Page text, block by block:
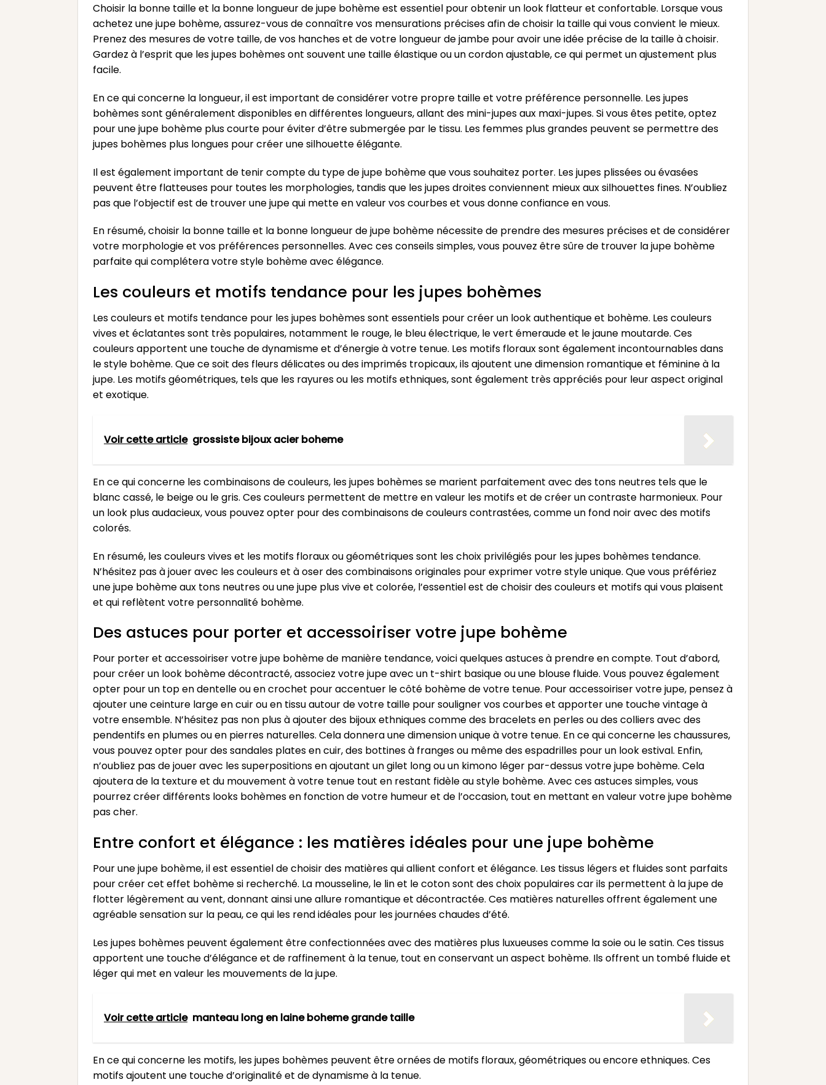
Choisir la bonne taille et la bonne longueur de jupe bohème est essentiel pour obtenir un look flatteur et confortable. Lorsque vous
achetez une jupe bohème, assurez-vous de connaître vos mensurations précises afin de choisir la taille qui vous convient le mieux.
Prenez des mesures de votre taille, de vos hanches et de votre longueur de jambe pour avoir une idée précise de la taille à choisir.
Gardez à l’esprit que les jupes bohèmes ont souvent une taille élastique ou un cordon ajustable, ce qui permet un ajustement plus
facile.
En ce qui concerne la longueur, il est important de considérer votre propre taille et votre préférence personnelle. Les jupes
bohèmes sont généralement disponibles en différentes longueurs, allant des mini-jupes aux maxi-jupes. Si vous êtes petite, optez
pour une jupe bohème plus courte pour éviter d’être submergée par le tissu. Les femmes plus grandes peuvent se permettre des
jupes bohèmes plus longues pour créer une silhouette élégante.
Il est également important de tenir compte du type de jupe bohème que vous souhaitez porter. Les jupes plissées ou évasées
peuvent être flatteuses pour toutes les morphologies, tandis que les jupes droites conviennent mieux aux silhouettes fines. N’oubliez
pas que l’objectif est de trouver une jupe qui mette en valeur vos courbes et vous donne confiance en vous.
En résumé, choisir la bonne taille et la bonne longueur de jupe bohème nécessite de prendre des mesures précises et de considérer
votre morphologie et vos préférences personnelles. Avec ces conseils simples, vous pouvez être sûre de trouver la jupe bohème
parfaite qui complétera votre style bohème avec élégance.
Les couleurs et motifs tendance pour les jupes bohèmes
Les couleurs et motifs tendance pour les jupes bohèmes sont essentiels pour créer un look authentique et bohème. Les couleurs
vives et éclatantes sont très populaires, notamment le rouge, le bleu électrique, le vert émeraude et le jaune moutarde. Ces
couleurs apportent une touche de dynamisme et d’énergie à votre tenue. Les motifs floraux sont également incontournables dans
le style bohème. Que ce soit des fleurs délicates ou des imprimés tropicaux, ils ajoutent une dimension romantique et féminine à la
jupe. Les motifs géométriques, tels que les rayures ou les motifs ethniques, sont également très appréciés pour leur aspect original
et exotique.
Voir cette article grossiste bijoux acier boheme
En ce qui concerne les combinaisons de couleurs, les jupes bohèmes se marient parfaitement avec des tons neutres tels que le
blanc cassé, le beige ou le gris. Ces couleurs permettent de mettre en valeur les motifs et de créer un contraste harmonieux. Pour
un look plus audacieux, vous pouvez opter pour des combinaisons de couleurs contrastées, comme un fond noir avec des motifs
colorés.
En résumé, les couleurs vives et les motifs floraux ou géométriques sont les choix privilégiés pour les jupes bohèmes tendance.
N’hésitez pas à jouer avec les couleurs et à oser des combinaisons originales pour exprimer votre style unique. Que vous préfériez
une jupe bohème aux tons neutres ou une jupe plus vive et colorée, l’essentiel est de choisir des couleurs et motifs qui vous plaisent
et qui reflètent votre personnalité bohème.
Des astuces pour porter et accessoiriser votre jupe bohème
Pour porter et accessoiriser votre jupe bohème de manière tendance, voici quelques astuces à prendre en compte. Tout d’abord,
pour créer un look bohème décontracté, associez votre jupe avec un t-shirt basique ou une blouse fluide. Vous pouvez également
opter pour un top en dentelle ou en crochet pour accentuer le côté bohème de votre tenue. Pour accessoiriser votre jupe, pensez à
ajouter une ceinture large en cuir ou en tissu autour de votre taille pour souligner vos courbes et apporter une touche vintage à
votre ensemble. N’hésitez pas non plus à ajouter des bijoux ethniques comme des bracelets en perles ou des colliers avec des
pendentifs en plumes ou en pierres naturelles. Cela donnera une dimension unique à votre tenue. En ce qui concerne les chaussures,
vous pouvez opter pour des sandales plates en cuir, des bottines à franges ou même des espadrilles pour un look estival. Enfin,
n’oubliez pas de jouer avec les superpositions en ajoutant un gilet long ou un kimono léger par-dessus votre jupe bohème. Cela
ajoutera de la texture et du mouvement à votre tenue tout en restant fidèle au style bohème. Avec ces astuces simples, vous
pourrez créer différents looks bohèmes en fonction de votre humeur et de l’occasion, tout en mettant en valeur votre jupe bohème
pas cher.
Entre confort et élégance : les matières idéales pour une jupe bohème
Pour une jupe bohème, il est essentiel de choisir des matières qui allient confort et élégance. Les tissus légers et fluides sont parfaits
pour créer cet effet bohème si recherché. La mousseline, le lin et le coton sont des choix populaires car ils permettent à la jupe de
flotter légèrement au vent, donnant ainsi une allure romantique et décontractée. Ces matières naturelles offrent également une
agréable sensation sur la peau, ce qui les rend idéales pour les journées chaudes d’été.
Les jupes bohèmes peuvent également être confectionnées avec des matières plus luxueuses comme la soie ou le satin. Ces tissus
apportent une touche d’élégance et de raffinement à la tenue, tout en conservant un aspect bohème. Ils offrent un tombé fluide et
léger qui met en valeur les mouvements de la jupe.
Voir cette article manteau long en laine boheme grande taille
En ce qui concerne les motifs, les jupes bohèmes peuvent être ornées de motifs floraux, géométriques ou encore ethniques. Ces
motifs ajoutent une touche d’originalité et de dynamisme à la tenue.